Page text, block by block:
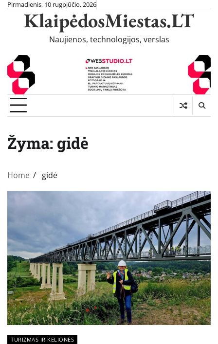
Skip
content
Pirmadienis, 10 rugpjūčio, 2026
KlaipėdosMiestas.LT
Naujienos, technologijos, verslas
Žyma: gidė
Home gidė
TURIZMAS IR KELIONĖS